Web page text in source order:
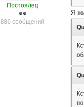
Постоялец
886 сообщений
Я